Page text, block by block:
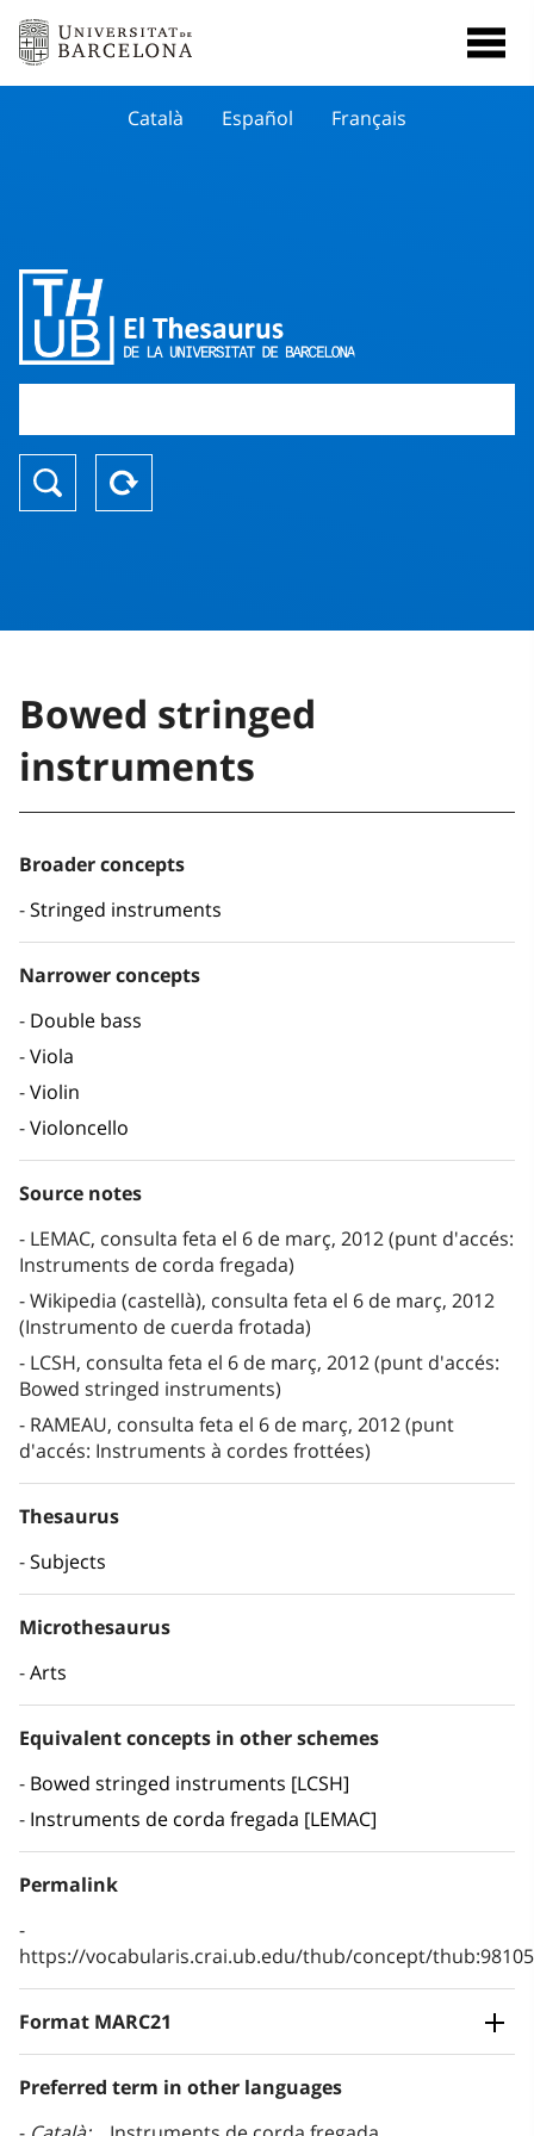
Català Español Français
Bowed stringed
instruments
Broader concepts
Stringed instruments
Narrower concepts
Double bass
Viola
Violin
Violoncello
Source notes
LEMAC, consulta feta el 6 de març, 2012 (punt d'accés:
Instruments de corda fregada)
Wikipedia (castellà), consulta feta el 6 de març, 2012
(Instrumento de cuerda frotada)
LCSH, consulta feta el 6 de març, 2012 (punt d'accés:
Bowed stringed instruments)
RAMEAU, consulta feta el 6 de març, 2012 (punt
d'accés: Instruments à cordes frottées)
Thesaurus
Subjects
Microthesaurus
Arts
Equivalent concepts in other schemes
Bowed stringed instruments [LCSH]
Instruments de corda fregada [LEMAC]
Permalink
https://vocabularis.crai.ub.edu/thub/concept/
Format MARC21
Preferred term in other languages